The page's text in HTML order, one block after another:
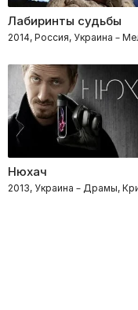
Лабиринты судьбы
2014, Россия, Украина –
Нюхач
2013, Украина – Драмы,